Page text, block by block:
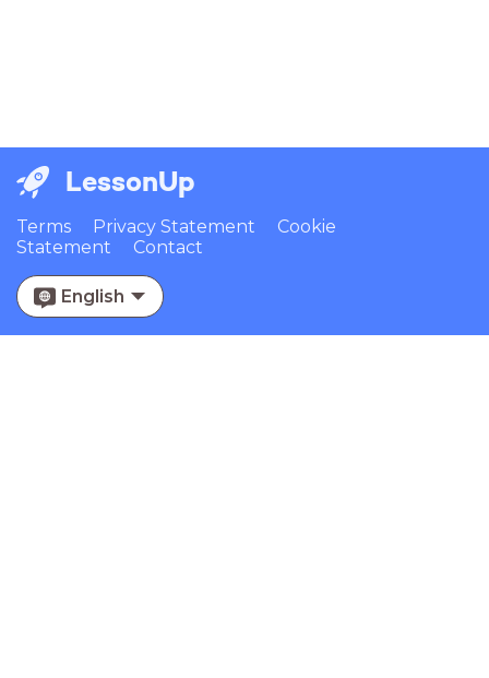
LessonUp
Terms Privacy Statement
Cookie
Statement
Contact
English